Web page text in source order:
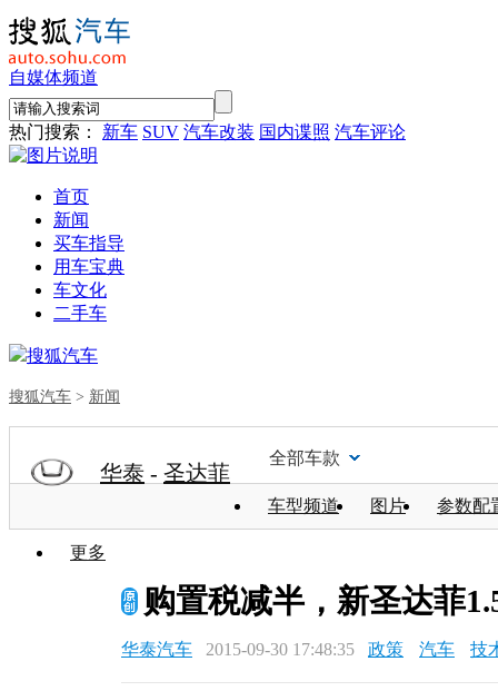
自媒体频道
热门搜索： 新车 SUV 汽车改装 国内谍照 汽车评论
首页
新闻
买车指导
用车宝典
车文化
二手车
搜狐汽车
搜狐汽车 > 新闻
华泰 - 圣达菲
全部车款
车型频道 图片 参数配
更多
购置税减半，新圣达菲
华泰汽车 2015-09-30 17:48:35 政策 汽车 技